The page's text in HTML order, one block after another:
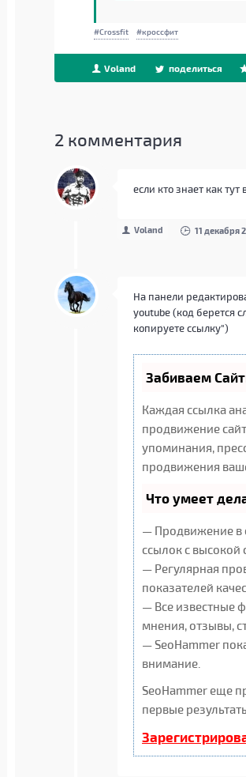
Crossfit кроссфит
Voland поделиться
2 комментария
если кто знает как
Voland 11 декабря
На панели
youtube (код берется
копируете ссылку")
Забиваем
Каждая ссылка
продвижение
упоминания,
продвижения
Что умеет
— Продвижение в
ссылок с высокой
— Регулярная
показателей
— Все известные
мнения, отзывы,
— SeoHammer
внимание.
SeoHammer еще
первые